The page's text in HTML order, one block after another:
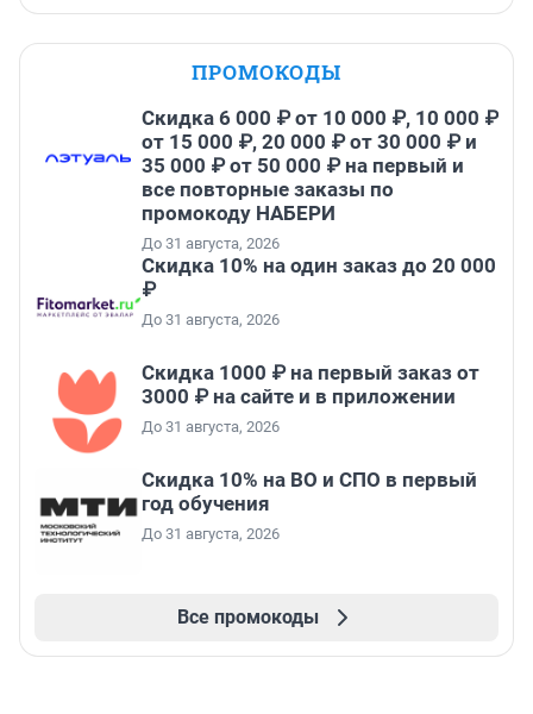
ПРОМОКОДЫ
Скидка 6 000 ₽ от 10 000 ₽, 10 000 ₽
от 15 000 ₽, 20 000 ₽ от 30 000 ₽ и
35 000 ₽ от 50 000 ₽ на первый и
все повторные заказы по
промокоду НАБЕРИ
До 31 августа, 2026
Скидка 10% на один заказ до 20 000
₽
До 31 августа, 2026
Скидка 1000 ₽ на первый заказ от
3000 ₽ на сайте и в приложении
До 31 августа, 2026
Скидка 10% на ВО и СПО в первый
год обучения
До 31 августа, 2026
Все промокоды